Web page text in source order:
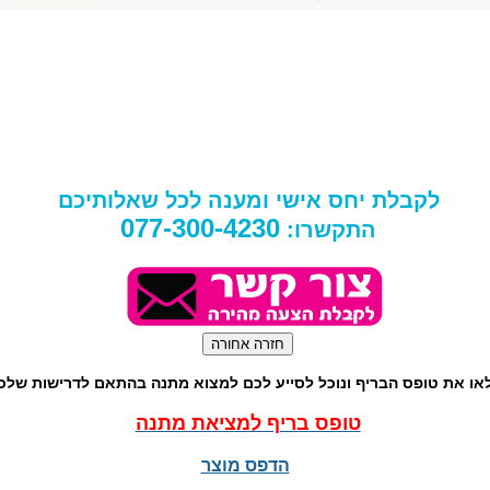
לקבלת יחס אישי ומענה לכל שאלותיכם
התקשרו: 077-300-4230
את טופס הבריף ונוכל לסייע לכם למצוא מתנה בהתאם לדרישות
טופס בריף למציאת מתנה
הדפס מוצר